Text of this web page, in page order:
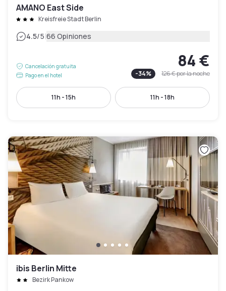
AMANO East Side
Kreisfreie Stadt Berlin
4.5/5|66 Opiniones
Cancelación gratuita
Pago en el hotel
84 €
-34% 126 €por la noche
11h - 15h 11h - 18h
ibis Berlin Mitte
Bezirk Pankow